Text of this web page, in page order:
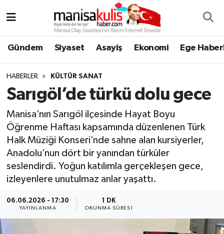
Gündem Siyaset Asayiş Ekonomi Ege
HABERLER KÜLTÜR SANAT
Sarıgöl’de türkü dolu gece
Manisa’nın Sarıgöl ilçesinde Hayat Boyu
Öğrenme Haftası kapsamında düzenlenen Türk
Halk Müziği Konseri’nde sahne alan kursiyerler,
Anadolu’nun dört bir yanından türküler
seslendirdi. Yoğun katılımla gerçekleşen gece,
izleyenlere unutulmaz anlar yaşattı.
06.06.2026 - 17:30
YAYINLANMA
1 DK
OKUNMA SÜRESI
Ege Haberleri
Ekonomi
Genel
Gündem
Resmi İlan
Yunusemre Hava Durumu
Yunusemre Trafik Yoğunluk Haritası
Süper Lig Puan Durumu ve Fikstür
Tüm Manşetler
Son Dakika Haberleri